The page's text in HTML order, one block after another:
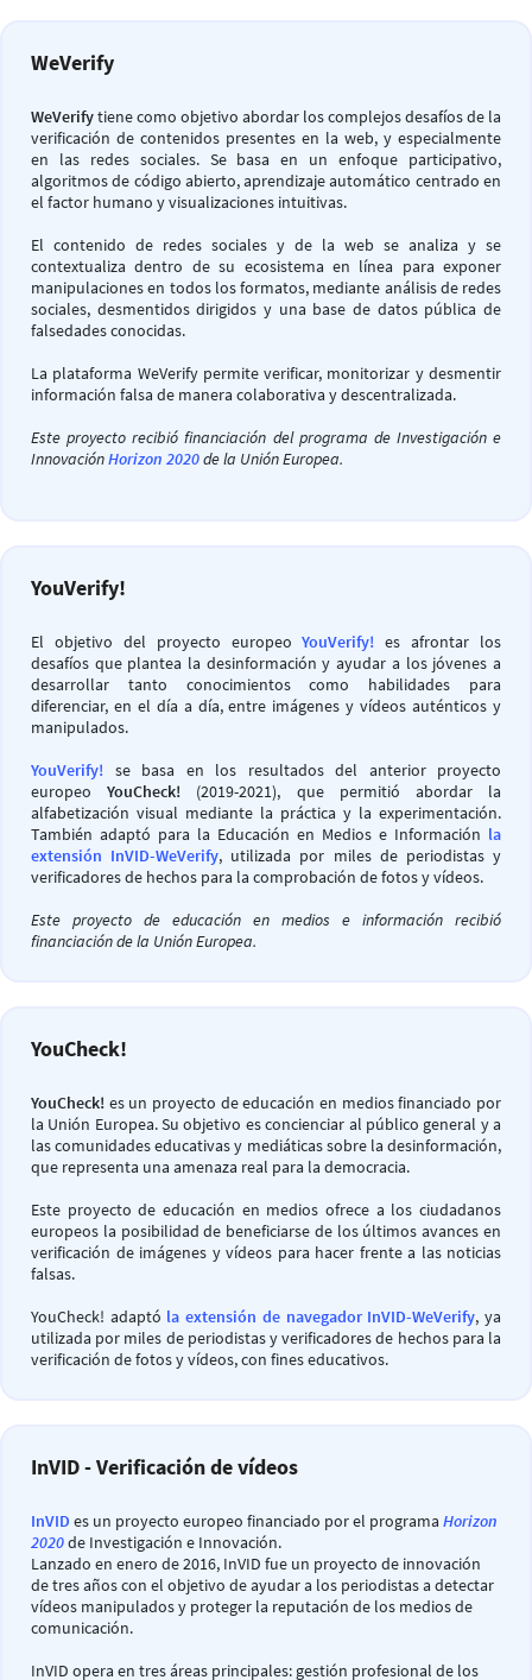
WeVerify
WeVerifytiene como objetivo abordar los complejos desafíos de la
verificación de contenidos presentes en la web, y especialmente
en las redes sociales. Se basa en un enfoque participativo,
algoritmos de código abierto, aprendizaje automático centrado en
el factor humano y visualizaciones intuitivas.
El contenido de redes sociales y de la web se analiza y se
contextualiza dentro de su ecosistema en línea para exponer
manipulaciones en todos los formatos, mediante análisis de redes
sociales, desmentidos dirigidos y una base de datos pública de
falsedades conocidas.
La plataforma WeVerify permite verificar, monitorizar y desmentir
información falsa de manera colaborativa y descentralizada.
Este proyecto recibió financiación del programa de Investigación e
InnovaciónHorizon 2020de la Unión Europea.
YouVerify!
El objetivo del proyecto europeoYouVerify! es afrontar los
desafíos que plantea la desinformación y ayudar a los jóvenes a
desarrollar tanto conocimientos como habilidades para
diferenciar, en el día a día, entre imágenes y vídeos auténticos y
manipulados.
YouVerify! se basa en los resultados del anterior proyecto
europeoYouCheck! (2019-2021), que permitió abordar la
alfabetización visual mediante la práctica y la experimentación.
También adaptó para la Educación en Medios e Información la
extensión InVID-WeVerify, utilizada por miles de periodistas y
verificadores de hechos para la comprobación de fotos y vídeos.
Este proyecto de educación en medios e información recibió
financiación de la Unión Europea.
YouCheck!
YouCheck! es un proyecto de educación en medios financiado por
la Unión Europea. Su objetivo es concienciar al público general y a
las comunidades educativas y mediáticas sobre la desinformación,
que representa una amenaza real para la democracia.
Este proyecto de educación en medios ofrece a los ciudadanos
europeos la posibilidad de beneficiarse de los últimos avances en
verificación de imágenes y vídeos para hacer frente a las noticias
falsas.
YouCheck! adaptó la extensión de navegador InVID-WeVerify, ya
utilizada por miles de periodistas y verificadores de hechos para la
verificación de fotos y vídeos, con fines educativos.
InVID - Verificación de vídeos
InVID es un proyecto europeo financiado por el programa Horizon
2020de Investigación e Innovación.
Lanzado en enero de 2016, InVID fue un proyecto de innovación
de tres años con el objetivo de ayudar a los periodistas a detectar
vídeos manipulados y proteger la reputación de los medios de
comunicación.
InVID opera en tres áreas principales: gestión profesional de los